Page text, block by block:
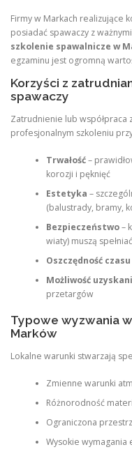
Firmy w Markach realizujące
posiadać spawaczy z
szkolenie spawalnicze w
egzaminu jest ogromną
Korzyści z
spawaczy
Zatrudnienie lub współpraca
profesjonalnym szkoleniu
Trwałość–
korozji i pęknięć
Estetyka –
(balustrady, bramy,
Bezpieczeństwo–
wiaty) muszą
Oszczędność
Możliwość
przetargów
Typowe wyzwania
Marków
Lokalne warunki stwarzają
Zmienne warunki
Różnorodność
Ograniczona
Wysokie